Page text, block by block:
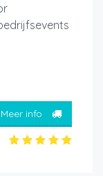
Meer info